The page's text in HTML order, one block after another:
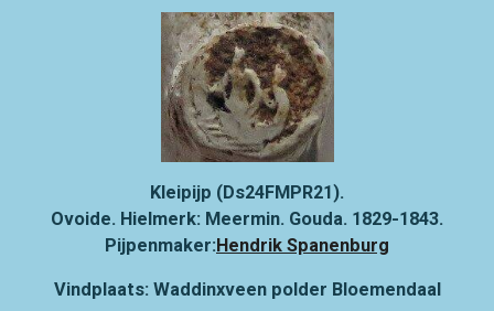
Kleipijp (Ds24FMPR21).
Ovoide. Hielmerk: Meermin. Gouda. 1829-1843.
Pijpenmaker:Hendrik Spanenburg
Vindplaats: Waddinxveen polder Bloemendaal